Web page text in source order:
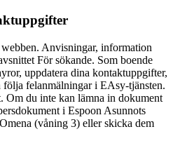
Anvisningar, information
För sökande. Som boende
uppdatera dina kontaktuppgifter,
följa felanmälningar i EAsy-tjänsten.
Om du inte kan lämna in dokument
i Espoon Asunnots
(våning 3) eller skicka dem